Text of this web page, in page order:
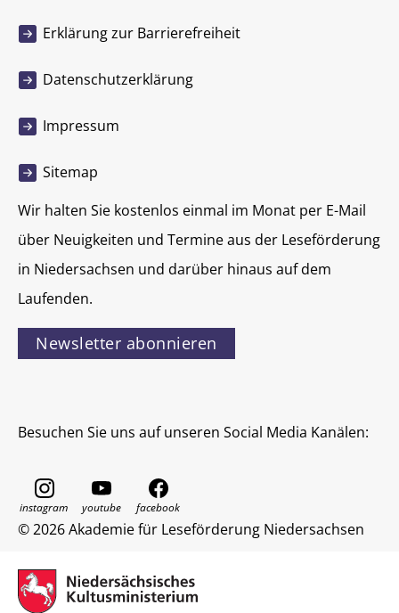
Erklärung zur Barrierefreiheit
Datenschutzerklärung
Impressum
Sitemap
Wir halten Sie kostenlos einmal im Monat per E-Mail
über Neuigkeiten und Termine aus der Leseförderung
in Niedersachsen und darüber hinaus auf dem
Laufenden.
Newsletter abonnieren
Besuchen Sie uns auf unseren Social Media Kanälen:
© 2026 Akademie für Leseförderung Niedersachsen